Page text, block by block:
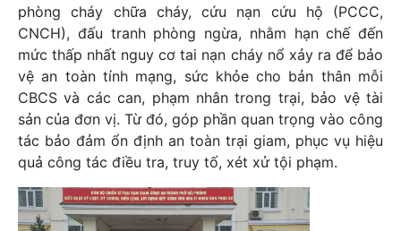
phòng cháy chữa cháy, cứu nạn cứu hộ (PCCC,
CNCH), đấu tranh phòng ngừa, nhằm hạn chế đến
mức thấp nhất nguy cơ tai nạn cháy nổ xảy ra để bảo
vệ an toàn tính mạng, sức khỏe cho bản thân mỗi
CBCS và các can, phạm nhân trong trại, bảo vệ tài
sản của đơn vị. Từ đó, góp phần quan trọng vào công
tác bảo đảm ổn định an toàn trại giam, phục vụ hiệu
quả công tác điều tra, truy tố, xét xử tội phạm.